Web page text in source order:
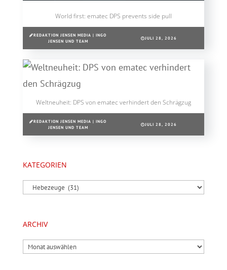
World first: ematec DPS prevents side pull
REDAKTION JENSEN MEDIA | INGO
JENSEN UND TEAM
JULI 28, 2026
Weltneuheit: DPS von ematec verhindert den Schrägzug
REDAKTION JENSEN MEDIA | INGO
JENSEN UND TEAM
JULI 28, 2026
KATEGORIEN
Kategorien
ARCHIV
Archiv